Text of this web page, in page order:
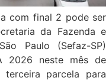
com final 2 pode ser
da Fazenda e
Paulo (Sefaz-SP)
2026 neste mês de
parcela para